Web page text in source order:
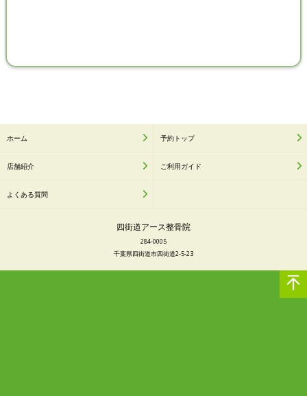
ホーム 予約トップ
店舗紹介 ご利用ガイド
よくある質問
四街道アース整骨院
284-0005
千葉県四街道市四街道2-5-23